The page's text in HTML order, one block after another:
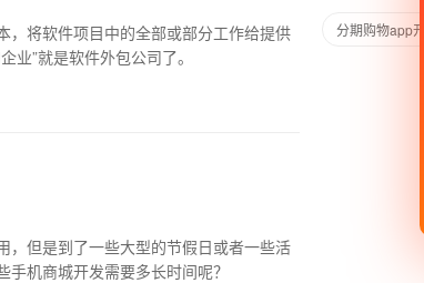
，将软件项目中的全部或部分工作给提供
业”就是软件外包公司了。
，但是到了一些大型的节假日或者一些活
机商城开发需要多长时间呢？
分期购物app开